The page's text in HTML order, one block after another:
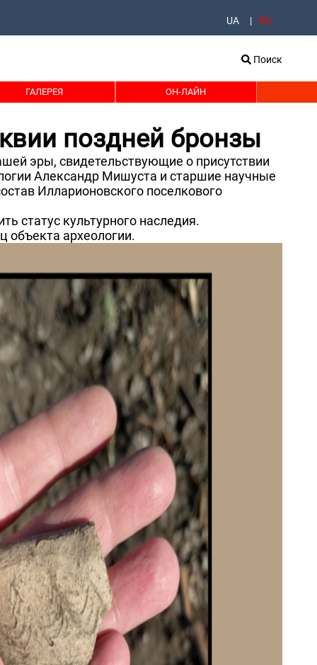
UA RU
Поиск
ГАЛЕРЕЯ ОН-ЛАЙН
поздней бронзы
эры, свидетельствующие о присутствии
Александр Мишуста и старшие научные
Илларионовского поселкового
статус культурного наследия.
объекта археологии.